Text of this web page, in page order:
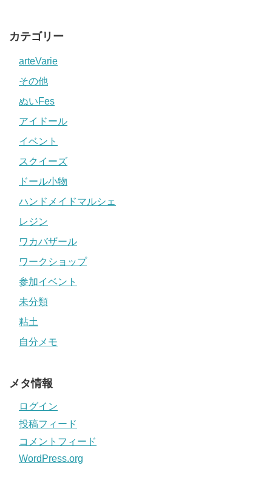
カテゴリー
arteVarie
その他
ぬいFes
アイドール
イベント
スクイーズ
ドール小物
ハンドメイドマルシェ
レジン
ワカバザール
ワークショップ
参加イベント
未分類
粘土
自分メモ
メタ情報
ログイン
投稿フィード
コメントフィード
WordPress.org